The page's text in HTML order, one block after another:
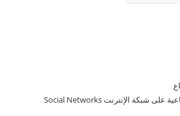
الشبكات الاجتماعية على شبكة الإنترنت Social Networks